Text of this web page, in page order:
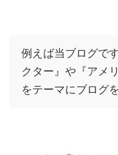
例えば当ブログで
クター』や『アメ
をテーマにブログ